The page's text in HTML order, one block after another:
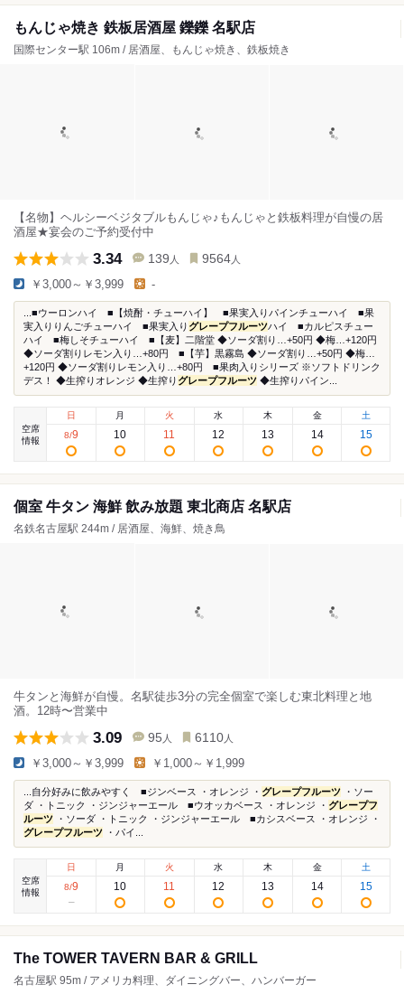
もんじゃ焼き 鉄板居酒屋 鑠鑠 名駅店
国際センター駅 106m / 居酒屋、もんじゃ焼き、鉄板焼き
【名物】ヘルシーベジタブルもんじゃ♪もんじゃと鉄板料理が自慢の居
酒屋★宴会のご予約受付中
3.34 139 人 9564 人
￥3,000～￥3,999 -
...■ウーロンハイ ■【焼酎・チューハイ】 ■果実入りパインチューハイ ■果
実入りりんごチューハイ ■果実入り グレープフルーツハイ ■カルピスチュー
ハイ ■梅しそチューハイ ■【麦】二階堂 ◆ソーダ割り…+50円 ◆梅…+120円
◆ソーダ割りレモン入り…+80円 ■【芋】黒霧島 ◆ソーダ割り…+50円 ◆梅…
+120円 ◆ソーダ割りレモン入り…+80円 ■果肉入りシリーズ ※ソフトドリンク
デス！ ◆生搾りオレンジ ◆生搾り グレープフルーツ ◆生搾りパイン...
空席
情報
日
8/9
月
10
火
11
水
12
木
13
金
14
土
15
個室 牛タン 海鮮 飲み放題 東北商店 名駅店
名鉄名古屋駅 244m / 居酒屋、海鮮、焼き鳥
牛タンと海鮮が自慢。名駅徒歩3分の完全個室で楽しむ東北料理と地
酒。12時〜営業中
3.09 95 人 6110 人
￥3,000～￥3,999 ￥1,000～￥1,999
...自分好みに飲みやすく ■ジンベース ・オレンジ ・ グレープフルーツ ・ソー
ダ ・トニック ・ジンジャーエール ■ウオッカベース ・オレンジ ・ グレープフ
ルーツ ・ソーダ ・トニック ・ジンジャーエール ■カシスベース ・オレンジ ・
グレープフルーツ ・パイ...
空席
情報
日
8/9
月
10
火
11
水
12
木
13
金
14
土
15
The TOWER TAVERN BAR & GRILL
名古屋駅 95m / アメリカ料理、ダイニングバー、ハンバーガー